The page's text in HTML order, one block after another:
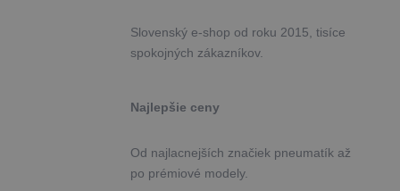
Slovenský e-shop od roku 2015, tisíce
spokojných zákazníkov.
Najlepšie ceny
Od najlacnejších značiek pneumatík až
po prémiové modely.